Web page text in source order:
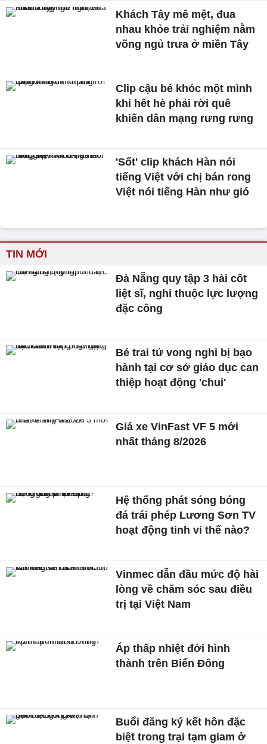
Khách Tây mê mệt, đua
nhau khỏe trải nghiệm nằm
võng ngủ trưa ở miền Tây
Clip cậu bé khóc một mình
khi hết hè phải rời quê
khiến dân mạng rưng rưng
'Sốt' clip khách Hàn nói
tiếng Việt với chị bán rong
Việt nói tiếng Hàn như gió
TIN MỚI
Đà Nẵng quy tập 3 hài cốt
liệt sĩ, nghi thuộc lực lượng
đặc công
Bé trai tử vong nghi bị bạo
hành tại cơ sở giáo dục can
thiệp hoạt động 'chui'
Giá xe VinFast VF 5 mới
nhất tháng 8/2026
Hệ thống phát sóng bóng
đá trái phép Lương Sơn TV
hoạt động tinh vi thế nào?
Vinmec dẫn đầu mức độ hài
lòng về chăm sóc sau điều
trị tại Việt Nam
Áp thấp nhiệt đới hình
thành trên Biển Đông
Buổi đăng ký kết hôn đặc
biệt trong trại tạm giam ở